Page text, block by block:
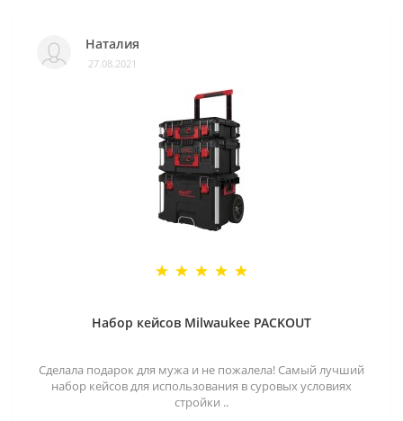
Наталия
27.08.2021
Набор кейсов Milwaukee PACKOUT
Сделала подарок для мужа и не пожалела! Самый лучший
набор кейсов для использования в суровых условиях
стройки ..